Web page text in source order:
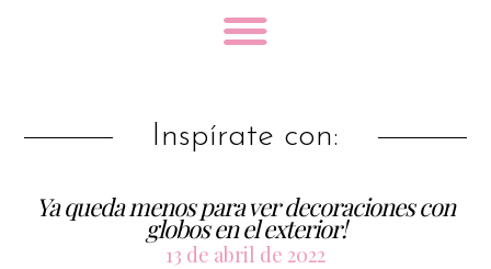
Inspírate con:
Ya queda menos para ver decoraciones con
globos en el exterior!
13 de abril de 2022